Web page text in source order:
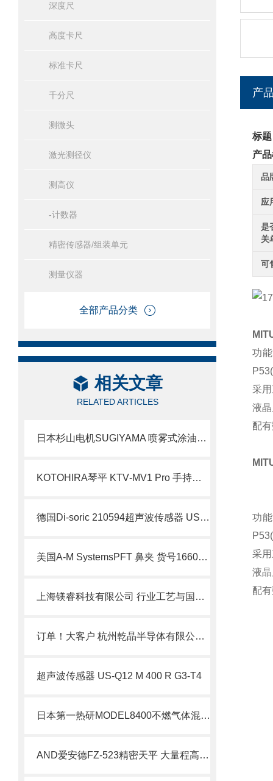
深度尺
高度卡尺
标准卡尺
千分尺
测微头
激光测径仪
测高仪
-计数器
精密传感器/组装单元
测量仪器
全部产品分类
相关文章
RELATED ARTICLES
日本杉山电机SUGIYAMA 喷雾式涂油装置PS-225简介
KOTOHIRA琴平 KTV‑MV1 Pro 手持无尘室吸尘器 产品介绍
德国Di-soric 210594超声波传感器 US-M30
美国A-M SystemsPFT 鼻夹 货号166000北崎有售
上海镁睿科技有限公司 行业工艺与国际合作发展解析
订单！大客户 杭州乾晶半导体有限公司订购YAMADA晶圆缺陷检查灯YP-150I
超声波传感器 US-Q12 M 400 R G3-T4
日本第一热研MODEL8400不燃气体混合器原理与介绍
AND爱安德FZ-523精密天平 大量程高精度称量设备特点
产
标
产
品
应
是
关
可
功
采
液
配
功
采
液
配